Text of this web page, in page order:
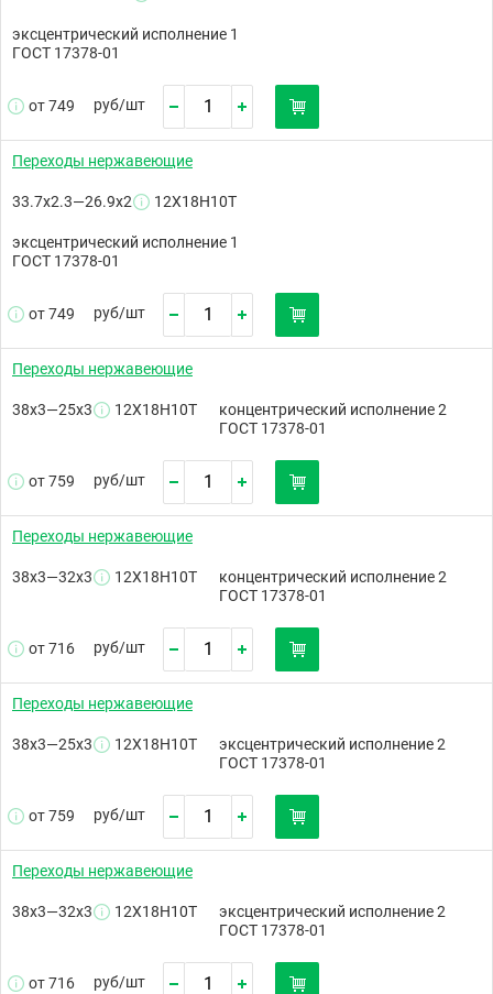
эксцентрический исполнение 1
ГОСТ 17378-01
от 749 руб/шт
Переходы нержавеющие
33.7х2.3—26.9х2 12Х18Н10Т
эксцентрический исполнение 1
ГОСТ 17378-01
от 749 руб/шт
Переходы нержавеющие
38х3—25х3 12Х18Н10Т
концентрический исполнение 2
ГОСТ 17378-01
от 759 руб/шт
Переходы нержавеющие
38х3—32х3 12Х18Н10Т
концентрический исполнение 2
ГОСТ 17378-01
от 716 руб/шт
Переходы нержавеющие
38х3—25х3 12Х18Н10Т
эксцентрический исполнение 2
ГОСТ 17378-01
от 759 руб/шт
Переходы нержавеющие
38х3—32х3 12Х18Н10Т
эксцентрический исполнение 2
ГОСТ 17378-01
от 716 руб/шт